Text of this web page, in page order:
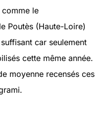
le
Poutès (Haute-Loire)
car seulement
cette même année.
moyenne recensés ces